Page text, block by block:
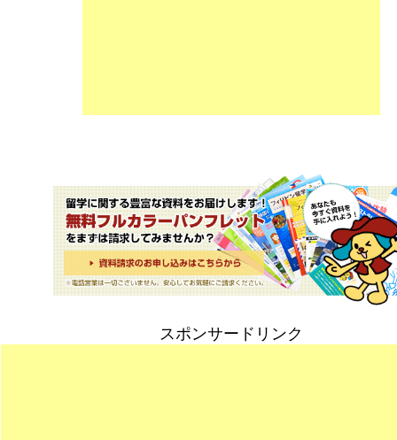
スポンサードリンク